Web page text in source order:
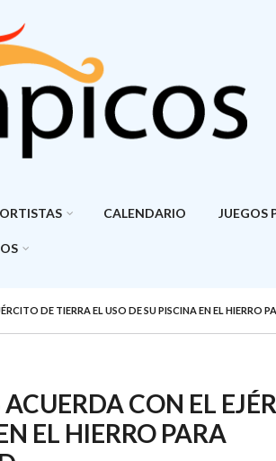
CALENDARIO JUEGOS
DE TIERRA EL USO DE SU PISCINA EN EL HIERRO
CON EL
EL HIERRO PARA